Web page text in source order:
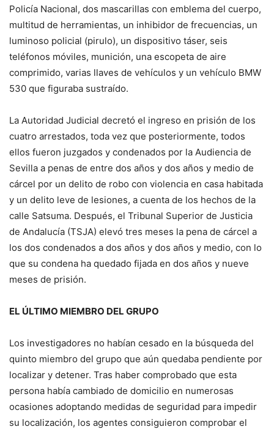
Policía Nacional, dos mascarillas con emblema del cuerpo,
multitud de herramientas, un inhibidor de frecuencias, un
luminoso policial (pirulo), un dispositivo táser, seis
teléfonos móviles, munición, una escopeta de aire
comprimido, varias llaves de vehículos y un vehículo BMW
530 que figuraba sustraído.
La Autoridad Judicial decretó el ingreso en prisión de los
cuatro arrestados, toda vez que posteriormente, todos
ellos fueron juzgados y condenados por la Audiencia de
Sevilla a penas de entre dos años y dos años y medio de
cárcel por un delito de robo con violencia en casa habitada
y un delito leve de lesiones, a cuenta de los hechos de la
calle Satsuma. Después, el Tribunal Superior de Justicia
de Andalucía (TSJA) elevó tres meses la pena de cárcel a
los dos condenados a dos años y dos años y medio, con lo
que su condena ha quedado fijada en dos años y nueve
meses de prisión.
EL ÚLTIMO MIEMBRO DEL GRUPO
Los investigadores no habían cesado en la búsqueda del
quinto miembro del grupo que aún quedaba pendiente por
localizar y detener. Tras haber comprobado que esta
persona había cambiado de domicilio en numerosas
ocasiones adoptando medidas de seguridad para impedir
su localización, los agentes consiguieron comprobar el